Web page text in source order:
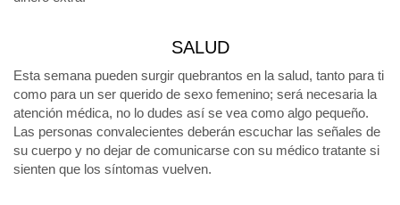
SALUD
Esta semana pueden surgir quebrantos en la salud, tanto para ti
como para un ser querido de sexo femenino; será necesaria la
atención médica, no lo dudes así se vea como algo pequeño.
Las personas convalecientes deberán escuchar las señales de
su cuerpo y no dejar de comunicarse con su médico tratante si
sienten que los síntomas vuelven.